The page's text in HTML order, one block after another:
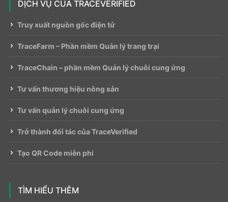
DỊCH VỤ CỦA TRACEVERIFIED
Truy xuất nguồn gốc điện tử
TraceFarm – Phần mềm Quản lý trang trại
TraceChain – phần mềm Quản lý chuỗi cung ứng
Tư vấn thương hiệu nông sản
Tư vấn quản lý chuỗi cung ứng
Trở thành đối tác của TraceVerified
Tạo QR Code miễn phí
TÌM HIỂU THÊM